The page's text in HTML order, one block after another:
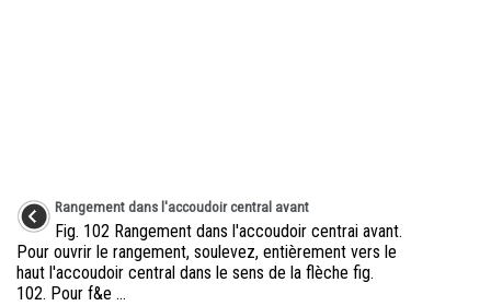
Rangement dans l'accoudoir central avant
Fig. 102 Rangement dans l'accoudoir centrai avant.
Pour ouvrir le rangement, soulevez, entièrement vers le
haut l'accoudoir central dans le sens de la flèche fig.
102. Pour f&e ...